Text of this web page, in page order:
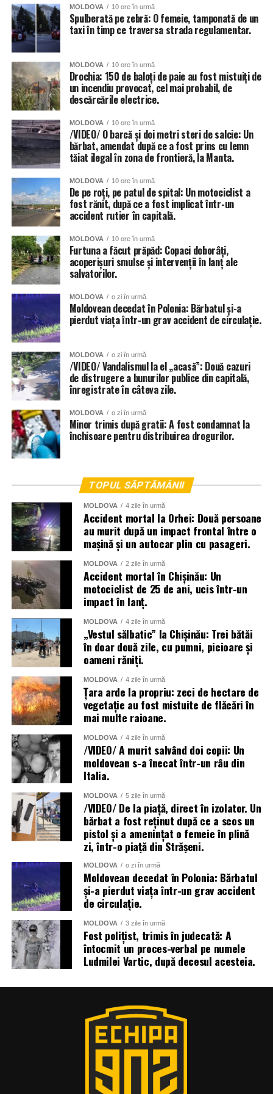
MOLDOVA 10 ore în urmă
Spulberată pe zebră: O femeie, tamponată de un
taxi în timp ce traversa strada regulamentar.
MOLDOVA 10 ore în urmă
Drochia: 150 de baloți de paie au fost mistuiți de
un incendiu provocat, cel mai probabil, de
descărcările electrice.
MOLDOVA 10 ore în urmă
/VIDEO/ O barcă și doi metri steri de salcie: Un
bărbat, amendat după ce a fost prins cu lemn
tăiat ilegal în zona de frontieră, la Manta.
MOLDOVA 10 ore în urmă
De pe roți, pe patul de spital: Un motociclist a
fost rănit, după ce a fost implicat într-un
accident rutier în capitală.
MOLDOVA 10 ore în urmă
Furtuna a făcut prăpăd: Copaci doborâți,
acoperișuri smulse și intervenții în lanț ale
salvatorilor.
MOLDOVA o zi în urmă
Moldovean decedat în Polonia: Bărbatul și-a
pierdut viața într-un grav accident de circulație.
MOLDOVA o zi în urmă
/VIDEO/ Vandalismul la el „acasă”: Două cazuri
de distrugere a bunurilor publice din capitală,
înregistrate în câteva zile.
MOLDOVA o zi în urmă
Minor trimis după gratii: A fost condamnat la
închisoare pentru distribuirea drogurilor.
TOPUL SĂPTĂMÂNII
MOLDOVA 4 zile în urmă
Accident mortal la Orhei: Două persoane
au murit după un impact frontal între o
mașină și un autocar plin cu pasageri.
MOLDOVA 2 zile în urmă
Accident mortal în Chișinău: Un
motociclist de 25 de ani, ucis într-un
impact în lanț.
MOLDOVA 4 zile în urmă
„Vestul sălbatic” la Chișinău: Trei bătăi
în doar două zile, cu pumni, picioare și
oameni răniți.
MOLDOVA 4 zile în urmă
Țara arde la propriu: zeci de hectare de
vegetație au fost mistuite de flăcări în
mai multe raioane.
MOLDOVA 4 zile în urmă
/VIDEO/ A murit salvând doi copii: Un
moldovean s-a înecat într-un râu din
Italia.
MOLDOVA 5 zile în urmă
/VIDEO/ De la piață, direct în izolator. Un
bărbat a fost reținut după ce a scos un
pistol și a amenințat o femeie în plină
zi, într-o piață din Strășeni.
MOLDOVA o zi în urmă
Moldovean decedat în Polonia: Bărbatul
și-a pierdut viața într-un grav accident
de circulație.
MOLDOVA 3 zile în urmă
Fost polițist, trimis în judecată: A
întocmit un proces-verbal pe numele
Ludmilei Vartic, după decesul acesteia.